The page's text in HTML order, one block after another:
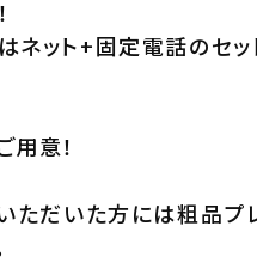
ト+固定電話のセッ
意！
ただいた方には粗品プ